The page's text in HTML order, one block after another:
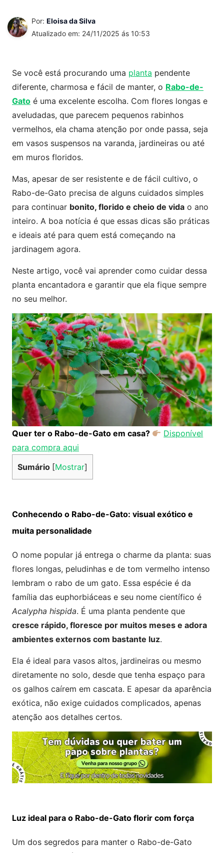
Por: Eloisa da Silva
Atualizado em: 24/11/2025 ás 10:53
Se você está procurando uma planta pendente
diferente, charmosa e fácil de manter, o Rabo-de-
Gato é uma excelente escolha. Com flores longas e
aveludadas, que parecem pequenos rabinhos
vermelhos, ela chama atenção por onde passa, seja
em vasos suspensos na varanda, jardineiras ou até
em muros floridos.
Mas, apesar de ser resistente e de fácil cultivo, o
Rabo-de-Gato precisa de alguns cuidados simples
para continuar bonito, florido e cheio de vida o ano
inteiro. A boa notícia é que essas dicas são práticas
e ideais até para quem está começando na
jardinagem agora.
Neste artigo, você vai aprender como cuidar dessa
planta encantadora e garantir que ela fique sempre
no seu melhor.
Quer ter o Rabo-de-Gato em casa?
Disponível
para compra aqui
Sumário [Mostrar]
Conhecendo o Rabo-de-Gato: visual exótico e
muita personalidade
O nome popular já entrega o charme da planta: suas
flores longas, peludinhas e de tom vermelho intenso
lembram o rabo de um gato. Essa espécie é da
família das euphorbiáceas e seu nome científico é
Acalypha hispida. É uma planta pendente que
cresce rápido, floresce por muitos meses e adora
ambientes externos com bastante luz.
Ela é ideal para vasos altos, jardineiras ou mesmo
diretamente no solo, desde que tenha espaço para
os galhos caírem em cascata. E apesar da aparência
exótica, não exige cuidados complicados, apenas
atenção aos detalhes certos.
Luz ideal para o Rabo-de-Gato florir com força
Um dos segredos para manter o Rabo-de-Gato